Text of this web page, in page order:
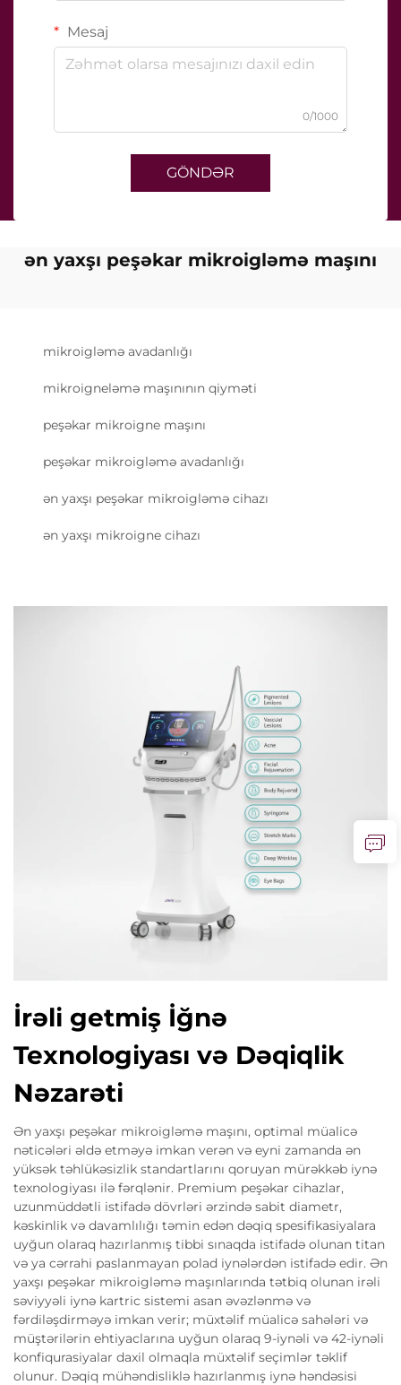
Mesaj
0/1000
GÖNDƏR
ən yaxşı peşəkar mikroigləmə maşını
mikroigləmə avadanlığı
mikroigneləmə maşınının qiyməti
peşəkar mikroigne maşını
peşəkar mikroigləmə avadanlığı
ən yaxşı peşəkar mikroigləmə cihazı
ən yaxşı mikroigne cihazı
İrəli getmiş İğnə
Texnologiyası və Dəqiqlik
Nəzarəti
Ən yaxşı peşəkar mikroigləmə maşını, optimal müalicə
nəticələri əldə etməyə imkan verən və eyni zamanda ən
yüksək təhlükəsizlik standartlarını qoruyan mürəkkəb iynə
texnologiyası ilə fərqlənir. Premium peşəkar cihazlar,
uzunmüddətli istifadə dövrləri ərzində sabit diametr,
kəskinlik və davamlılığı təmin edən dəqiq spesifikasiyalara
uyğun olaraq hazırlanmış tibbi sınaqda istifadə olunan titan
və ya cərrahi paslanmayan polad iynələrdən istifadə edir. Ən
yaxşı peşəkar mikroigləmə maşınlarında tətbiq olunan irəli
səviyyəli iynə kartric sistemi asan əvəzlənmə və
fərdiləşdirməyə imkan verir; müxtəlif müalicə sahələri və
müştərilərin ehtiyaclarına uyğun olaraq 9-iynəli və 42-iynəli
konfiqurasiyalar daxil olmaqla müxtəlif seçimlər təklif
olunur. Dəqiq mühəndisliklə hazırlanmış iynə həndəsisi